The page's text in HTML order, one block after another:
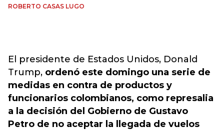
ROBERTO CASAS LUGO
El presidente de Estados Unidos, Donald
Trump, ordenó este domingo una serie de
medidas en contra de productos y
funcionarios colombianos, como represalia
a la decisión del Gobierno de Gustavo
Petro de no aceptar la llegada de vuelos